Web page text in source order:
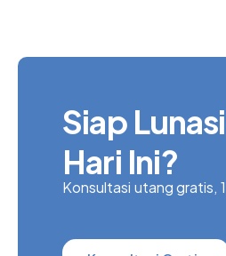
Siap
Hari Ini?
Konsultasi utang gratis,